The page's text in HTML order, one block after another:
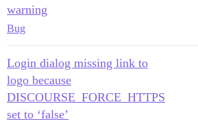
warning
Bug
Login dialog missing link to
logo because
DISCOURSE_FORCE_HTTPS
set to ‘false’